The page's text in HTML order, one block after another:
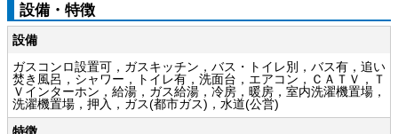
設備・特徴
設備
ガスコンロ設置可，ガスキッチン，バス・トイレ別，バス有，追い
焚き風呂，シャワー，トイレ有，洗面台，エアコン，ＣＡＴＶ，Ｔ
Ｖインターホン，給湯，ガス給湯，冷房，暖房，室内洗濯機置場，
洗濯機置場，押入，ガス(都市ガス)，水道(公営)